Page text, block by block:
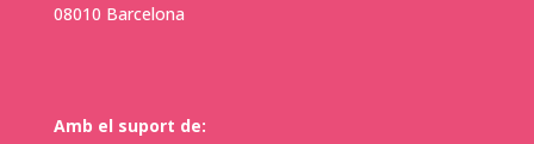
08010 Barcelona
Amb el suport de: